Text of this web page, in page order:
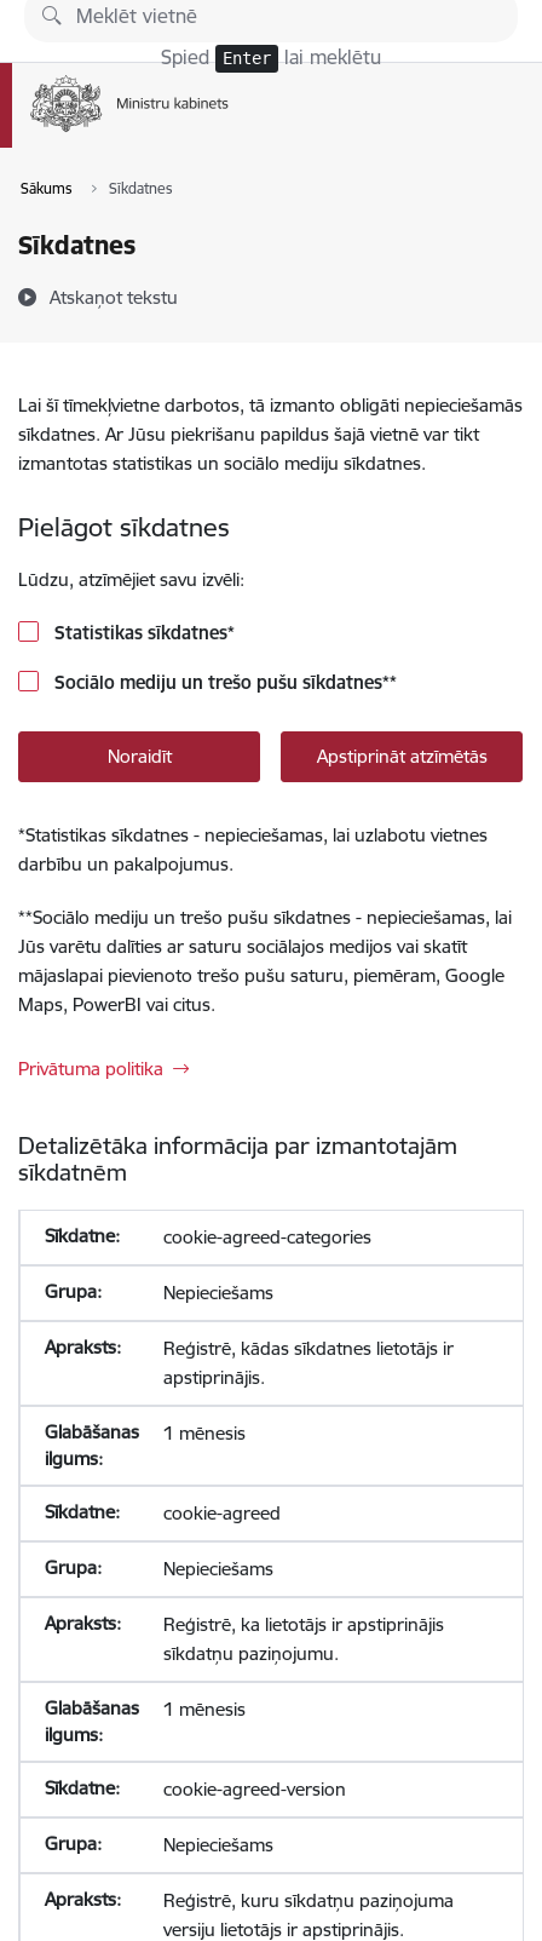
Pāriet uz lapas saturu
Spied Enter lai meklētu
Sākums Sīkdatnes
Sīkdatnes
Atskaņot tekstu
Lai šī tīmekļvietne darbotos, tā izmanto obligāti nepieciešamās
sīkdatnes. Ar Jūsu piekrišanu papildus šajā vietnē var tikt
izmantotas statistikas un sociālo mediju sīkdatnes.
Pielāgot sīkdatnes
Lūdzu, atzīmējiet savu izvēli:
Statistikas sīkdatnes*
Sociālo mediju un trešo pušu sīkdatnes**
Noraidīt Apstiprināt atzīmētās
*Statistikas sīkdatnes - nepieciešamas, lai uzlabotu vietnes
darbību un pakalpojumus.
**Sociālo mediju un trešo pušu sīkdatnes - nepieciešamas, lai
Jūs varētu dalīties ar saturu sociālajos medijos vai skatīt
mājaslapai pievienoto trešo pušu saturu, piemēram, Google
Maps, PowerBI vai citus.
Privātuma politika
Detalizētāka informācija par izmantotajām
sīkdatnēm
cookie-agreed-categories
Nepieciešams
Reģistrē, kādas sīkdatnes lietotājs ir
apstiprinājis.
1 mēnesis
cookie-agreed
Nepieciešams
Reģistrē, ka lietotājs ir apstiprinājis
sīkdatņu paziņojumu.
1 mēnesis
cookie-agreed-version
Nepieciešams
Reģistrē, kuru sīkdatņu paziņojuma
versiju lietotājs ir apstiprinājis.